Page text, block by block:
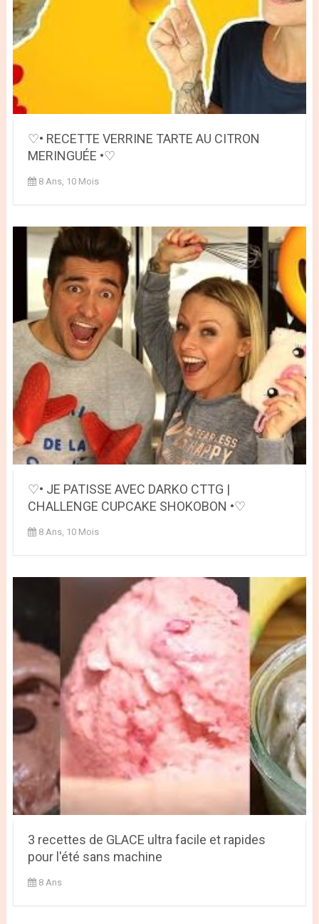
♡• RECETTE VERRINE TARTE AU CITRON
MERINGUÉE •♡
8 Ans, 10 Mois
♡• JE PATISSE AVEC DARKO CTTG |
CHALLENGE CUPCAKE SHOKOBON •♡
8 Ans, 10 Mois
3 recettes de GLACE ultra facile et rapides
pour l'été sans machine
8 Ans